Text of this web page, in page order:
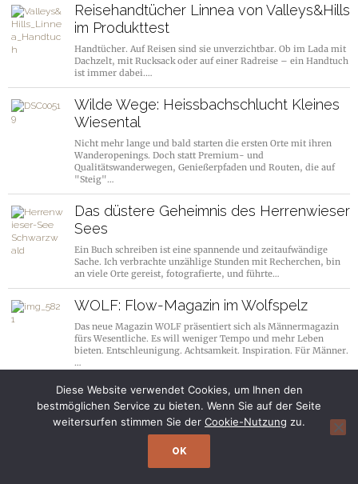
Reisehandtücher Linnea von Valleys&Hills
im Produkttest
Handtücher. Auf Reisen sind sie unverzichtbar. Ob im Lada mit
Dachzelt, mit Rucksack oder auf einer Radreise – ein Handtuch
ist immer dabei.…
Wilde Wege: Heissbachschlucht Kleines
Wiesental
Nicht mehr lange und bald starten die ersten Orte mit ihren
Wanderopenings. Doch statt Premium- und
Qualitätswanderwegen, Genießerpfaden und Routen, die auf
"Steig"…
Das düstere Geheimnis des Herrenwieser
Sees
Ein Buch schreiben ist eine spannende und zeitaufwändige
Sache. Ich verbrachte unzählige Stunden mit Recherchen, bin
an viele Orte gereist, fotografierte, und führte…
WOLF: Flow-Magazin im Wolfspelz
Das neue Magazin WOLF präsentiert sich als Männermagazin
fürs Wesentliche. Es will weniger Tempo und mehr Leben
bieten. Entschleunigung. Achtsamkeit. Inspiration. Für Männer.
…
Diese Website verwendet Cookies, um Ihnen den
bestmöglichen Service zu bieten. Wenn Sie auf der Seite
weitersurfen stimmen Sie der Cookie-Nutzung zu.
OK